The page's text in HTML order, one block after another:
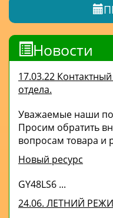
Новости
17.03.22
отдела.
Уважаемые наши
Просим обратить
вопросам товара и
Новый ресурс
GY48LS6 ...
24.06. ЛЕТНИЙ